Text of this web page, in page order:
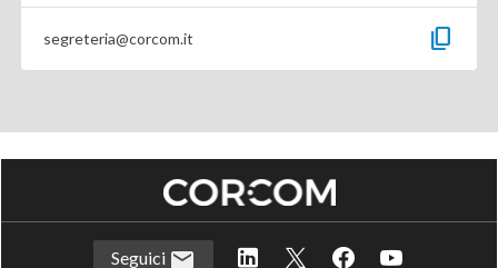
segreteria@corcom.it content_copy
Seguici